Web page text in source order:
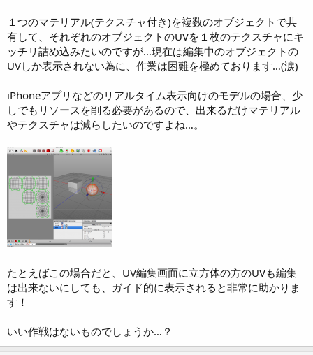
１つのマテリアル(テクスチャ付き)を複数のオブジェクトで共
有して、それぞれのオブジェクトのUVを１枚のテクスチャにキ
ッチリ詰め込みたいのですが…現在は編集中のオブジェクトの
UVしか表示されない為に、作業は困難を極めております…(涙)
iPhoneアプリなどのリアルタイム表示向けのモデルの場合、少
しでもリソースを削る必要があるので、出来るだけマテリアル
やテクスチャは減らしたいのですよね…。
たとえばこの場合だと、UV編集画面に立方体の方のUVも編集
は出来ないにしても、ガイド的に表示されると非常に助かりま
す！
いい作戦はないものでしょうか…？